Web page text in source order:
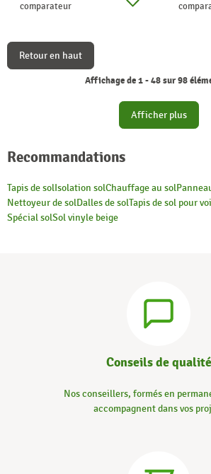
comparateur
Retour en haut
Affichage de 1 - 48 sur 98
Afficher plus
Recommandations
Tapis de solIsolation solChauffage au sol
Nettoyeur de solDalles de solTapis de sol pour
Spécial solSol vinyle beige
Conseils de qualité
Nos conseillers, formés en
accompagnent dans vos